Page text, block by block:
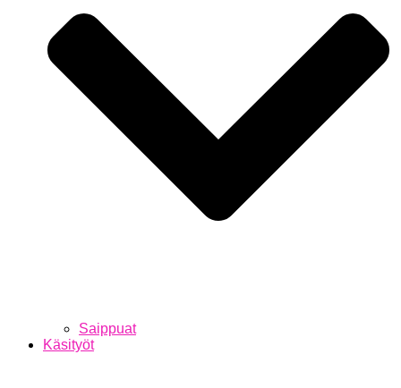
Saippuat
Käsityöt